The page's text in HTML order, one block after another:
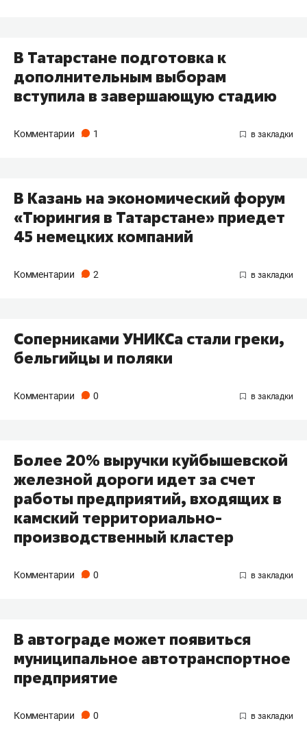
В Татарстане подготовка к
дополнительным выборам
вступила в завершающую стадию
Комментарии 1
В Казань на экономический форум
«Тюрингия в Татарстане» приедет
45 немецких компаний
Комментарии 2
Соперниками УНИКСа стали греки,
бельгийцы и поляки
Комментарии 0
Более 20% выручки куйбышевской
железной дороги идет за счет
работы предприятий, входящих в
камский территориально-
производственный кластер
Комментарии 0
В автограде может появиться
муниципальное автотранспортное
предприятие
Комментарии 0